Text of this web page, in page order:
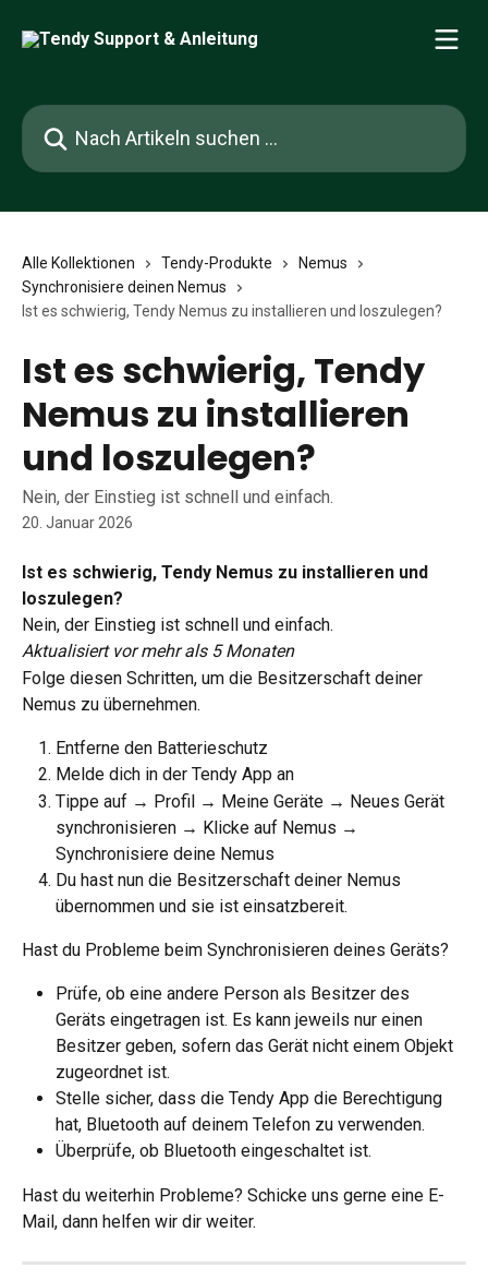
Nach Artikeln suchen …
Alle Kollektionen Tendy-Produkte
Nemus
Synchronisiere deinen Nemus
Ist es schwierig, Tendy Nemus zu installieren und loszulegen?
Ist es schwierig, Tendy
Nemus zu installieren
und loszulegen?
Nein, der Einstieg ist schnell und einfach.
20. Januar 2026
Ist es schwierig, Tendy Nemus zu installieren und
loszulegen?
Nein, der Einstieg ist schnell und einfach.
Aktualisiert vor mehr als 5 Monaten
Folge diesen Schritten, um die Besitzerschaft deiner
Nemus zu übernehmen.
Entferne den Batterieschutz
Melde dich in der Tendy App an
Tippe auf → Profil → Meine Geräte → Neues Gerät
synchronisieren → Klicke auf Nemus →
Synchronisiere deine Nemus
Du hast nun die Besitzerschaft deiner Nemus
übernommen und sie ist einsatzbereit.
Hast du Probleme beim Synchronisieren deines Geräts?
Prüfe, ob eine andere Person als Besitzer des
Geräts eingetragen ist. Es kann jeweils nur einen
Besitzer geben, sofern das Gerät nicht einem Objekt
zugeordnet ist.
Stelle sicher, dass die Tendy App die Berechtigung
hat, Bluetooth auf deinem Telefon zu verwenden.
Überprüfe, ob Bluetooth eingeschaltet ist.
Hast du weiterhin Probleme? Schicke uns gerne eine E-
Mail, dann helfen wir dir weiter.